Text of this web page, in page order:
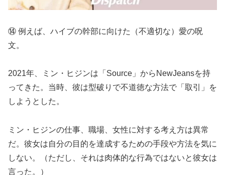
⑭ 例えば、ハイブの幹部に向けた（不適切な）愛の呪
文。
2021年、ミン・ヒジンは「Source」からNewJeansを持
ってきた。当時、彼は型破りで不道徳な方法で「取引」を
しようとした。
ミン・ヒジンの仕事、職場、女性に対する考え方は異常
だ。彼女は自分の目的を達成するための手段や方法を気に
しない。（ただし、それは肉体的な行為ではないと彼女は
言った。）